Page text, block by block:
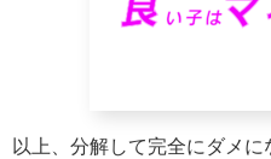
以上、分解して完全にダメ